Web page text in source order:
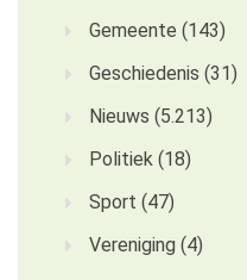
Gemeente (143)
Geschiedenis (31)
Nieuws (5.213)
Politiek (18)
Sport (47)
Vereniging (4)